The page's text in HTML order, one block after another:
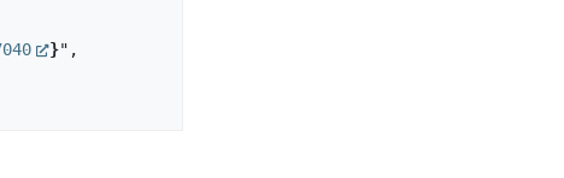
}",